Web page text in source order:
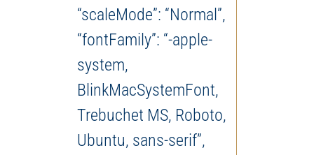
“scaleMode”: “Normal”,
“fontFamily”: “-apple-
system,
BlinkMacSystemFont,
Trebuchet MS, Roboto,
Ubuntu, sans-serif”,